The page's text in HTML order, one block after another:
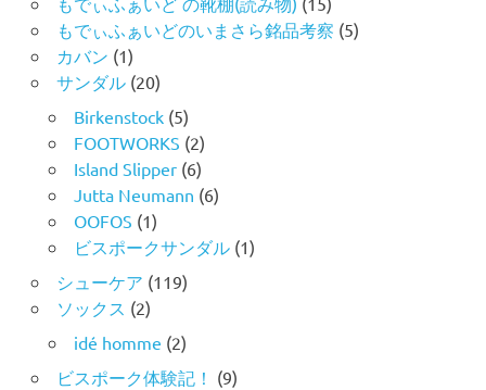
もでぃふぁいどのいまさら銘品考察 (5)
カバン (1)
サンダル(20)
Birkenstock(5)
FOOTWORKS (2)
Island Slipper(6)
Jutta Neumann (6)
OOFOS (1)
ビスポークサンダル(1)
シューケア (119)
ソックス (2)
idé homme (2)
ビスポーク体験記！ (9)